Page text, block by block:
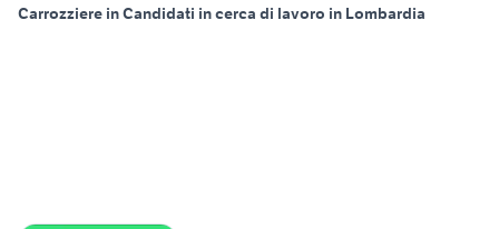
Carrozziere in Candidati in cerca di lavoro in Lombardia